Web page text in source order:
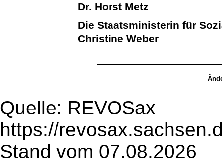
Dr. Horst Metz
Die Staatsministerin für
Christine Weber
Quelle: REVOSax
https://
Stand vom 07.08.2026